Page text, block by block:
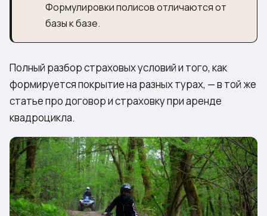
Формулировки полисов отличаются от
базы к базе.
Полный разбор страховых условий и того, как
формируется покрытие на разных турах, — в той же
статье продоговор и страховку при аренде
квадроцикла.